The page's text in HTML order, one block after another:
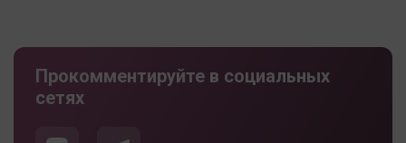
Прокомментируйте в социальных
сетях